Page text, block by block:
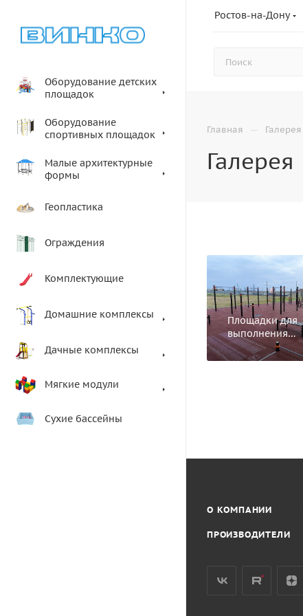
Ростов-на-Дону
Оборудование детских
площадок
Оборудование
спортивных площадок
Малые архитектурные
формы
Геопластика
Ограждения
Комплектующие
Домашние комплексы
Дачные комплексы
Мягкие модули
Сухие бассейны
Главная — Галерея
Галерея
Площадки для
выполнения
спортивных
нормативов
О КОМПАНИИ
ПРОИЗВОДИТЕЛИ